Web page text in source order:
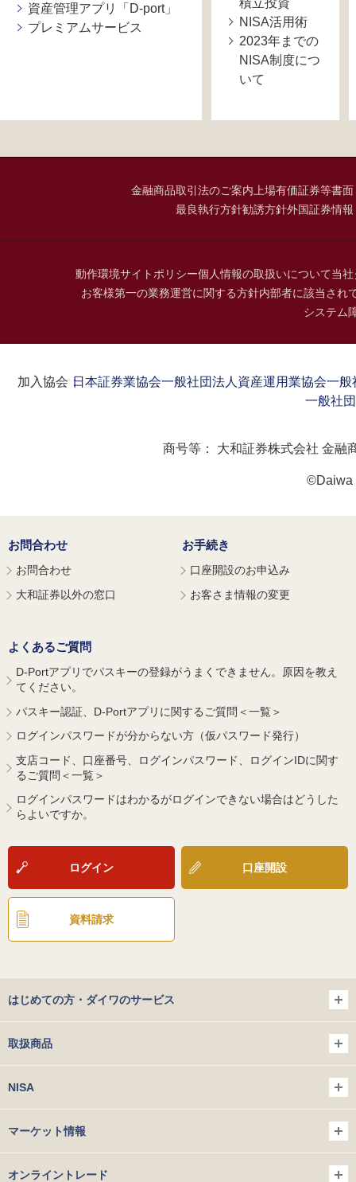
資産管理アプリ「D-port」
プレミアムサービス
積立投資
NISA活用術
2023年までの
NISA制度につ
いて
金融商品取引法のご案内 上場有価証券等書
最良執行方針勧誘方針外国証券情
動作環境サイトポリシー個人情報の取扱いについて当
お客様第一の業務運営に関する方針内部者に該当され
システム
加入協会：日本証券業協会一般社団法人資産運用業協会一般
一般社
商号等： 大和証券株式会社 金融
©Daiwa
お問合わせ
お問合わせ
大和証券以外の窓口
お手続き
口座開設のお申込み
お客さま情報の変更
よくあるご質問
D-Portアプリでパスキーの登録がうまくできません。原因を教え
てください。
パスキー認証、D-Portアプリに関するご質問＜一覧＞
ログインパスワードが分からない方（仮パスワード発行）
支店コード、口座番号、ログインパスワード、ログインIDに関す
るご質問＜一覧＞
ログインパスワードはわかるがログインできない場合はどうした
らよいですか。
ログイン 口座開設
資料請求
はじめての方・ダイワのサービス
取扱商品
NISA
マーケット情報
オンライントレード